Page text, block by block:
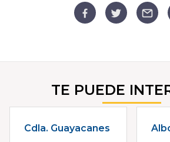
TE PUEDE
Cdla. Guayacanes